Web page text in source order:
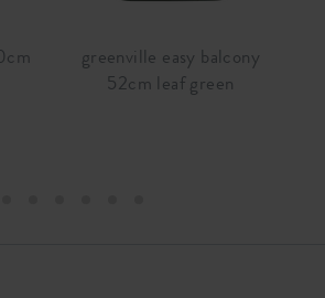
greenville easy balcony
52cm leaf green